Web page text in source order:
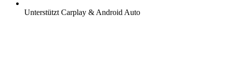
Unterstützt Carplay & Android Auto